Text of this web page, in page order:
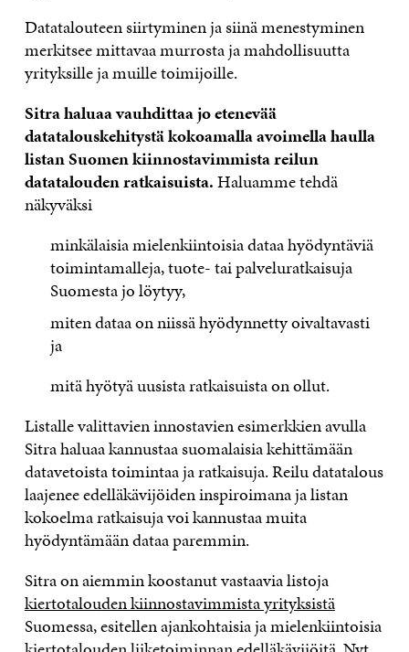
Datatalouteen siirtyminen ja siinä menestyminen
merkitsee mittavaa murrosta ja mahdollisuutta
yrityksille ja muille toimijoille.
Sitra haluaa vauhdittaa jo etenevää
datatalouskehitystä kokoamalla avoimella haulla
listan Suomen kiinnostavimmista reilun
datatalouden ratkaisuista.Haluamme tehdä
näkyväksi
minkälaisia mielenkiintoisia dataa hyödyntäviä
toimintamalleja, tuote- tai palveluratkaisuja
Suomesta jo löytyy,
miten dataa on niissä hyödynnetty oivaltavasti
ja
mitä hyötyä uusista ratkaisuista on ollut.
Listalle valittavien innostavien esimerkkien avulla
Sitra haluaa kannustaa suomalaisia kehittämään
datavetoista toimintaa ja ratkaisuja. Reilu datatalous
laajenee edelläkävijöiden inspiroimana ja listan
kokoelma ratkaisuja voi kannustaa muita
hyödyntämään dataa paremmin.
Sitra on aiemmin koostanut vastaavia listoja
kiertotalouden kiinnostavimmista yrityksistä
Suomessa, esitellen ajankohtaisia ja mielenkiintoisia